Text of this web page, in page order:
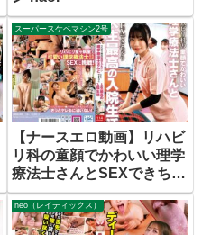
スーパースケベマシン2号
【ナースエロ動画】リハビ
リ科の童顔でかわいい理学
療法士さんとSEXできちゃ
う人生最高の入院生活
neo（レイディックス）